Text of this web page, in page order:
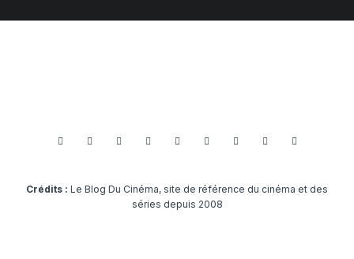
Crédits : Le Blog Du Cinéma, site de référence du cinéma et des
séries depuis 2008